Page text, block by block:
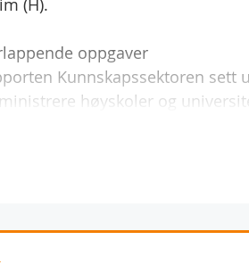
(H).
oppgaver
Kunnskapssektoren sett
høyskoler og